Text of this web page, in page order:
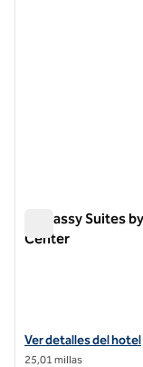
Embassy Suites
Center
Ver detalles del
Ver detalles del hotel
25,01 millas